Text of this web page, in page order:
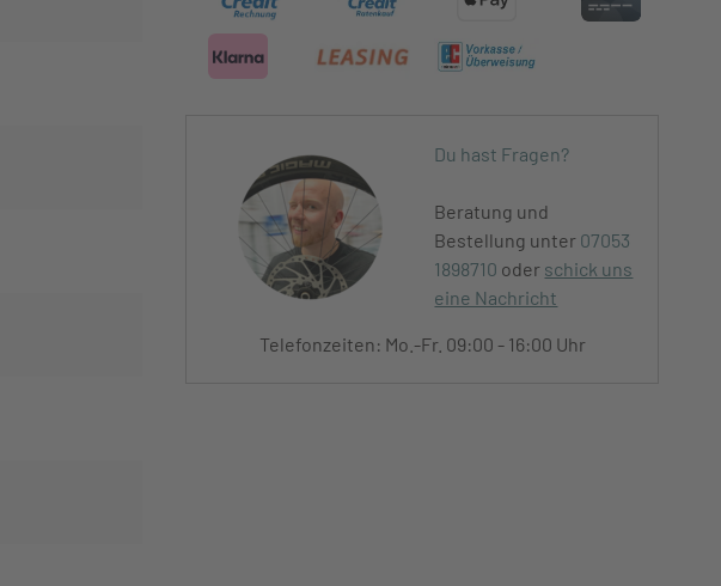
Du hast Fragen?
Beratung und
Bestellung unter 07053
1898710 oder schick uns
eine Nachricht
Telefonzeiten: Mo.-Fr. 09:00 - 16:00 Uhr